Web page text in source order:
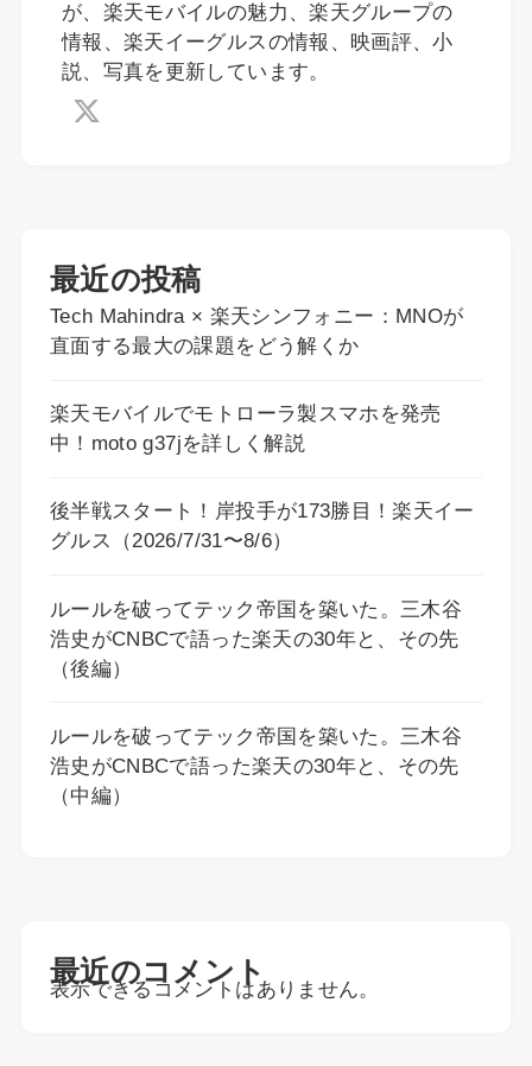
が、楽天モバイルの魅力、楽天グループの
情報、楽天イーグルスの情報、映画評、小
説、写真を更新しています。
最近の投稿
Tech Mahindra × 楽天シンフォニー：MNOが
直面する最大の課題をどう解くか
楽天モバイルでモトローラ製スマホを発売
中！moto g37jを詳しく解説
後半戦スタート！岸投手が173勝目！楽天イー
グルス（2026/7/31〜8/6）
ルールを破ってテック帝国を築いた。三木谷
浩史がCNBCで語った楽天の30年と、その先
（後編）
ルールを破ってテック帝国を築いた。三木谷
浩史がCNBCで語った楽天の30年と、その先
（中編）
最近のコメント
表示できるコメントはありません。